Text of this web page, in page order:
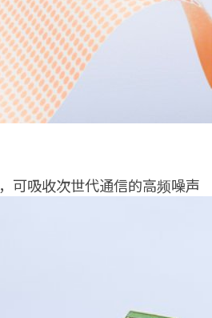
可吸收次世代通信的高频噪声